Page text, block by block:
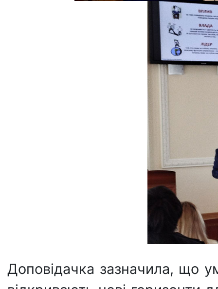
Доповідачка зазначила, що